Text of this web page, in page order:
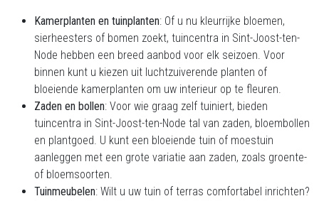
Kamerplanten en tuinplanten: Of u nu kleurrijke bloemen,
sierheesters of bomen zoekt, tuincentra in Sint-Joost-ten-
Node hebben een breed aanbod voor elk seizoen. Voor
binnen kunt u kiezen uit luchtzuiverende planten of
bloeiende kamerplanten om uw interieur op te fleuren.
Zaden en bollen: Voor wie graag zelf tuiniert, bieden
tuincentra in Sint-Joost-ten-Node tal van zaden, bloembollen
en plantgoed. U kunt een bloeiende tuin of moestuin
aanleggen met een grote variatie aan zaden, zoals groente-
of bloemsoorten.
Tuinmeubelen: Wilt u uw tuin of terras comfortabel inrichten?